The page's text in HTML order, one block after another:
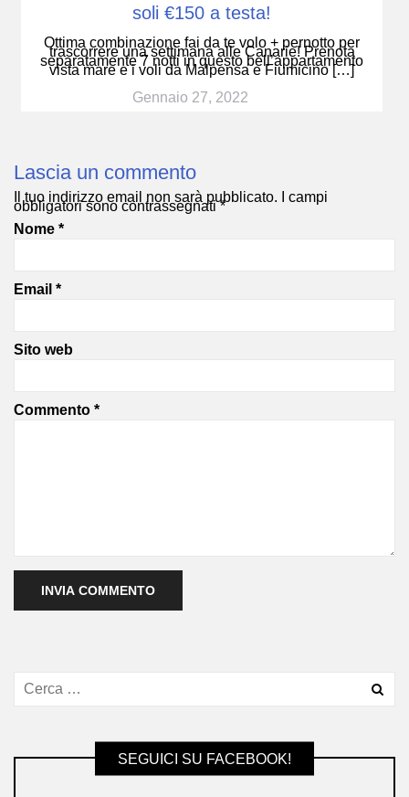
soli €150 a testa!
Ottima combinazione fai da te volo + pernotto per
trascorrere una settimana alle Canarie! Prenota
separatamente 7 notti in questo bell’appartamento
vista mare e i voli da Malpensa e Fiumicino […]
Gennaio 27, 2022
Lascia un commento
Il tuo indirizzo email non sarà pubblicato. I campi
obbligatori sono contrassegnati*
Nome *
Email *
Sito web
Commento *
SEGUICI SU FACEBOOK!